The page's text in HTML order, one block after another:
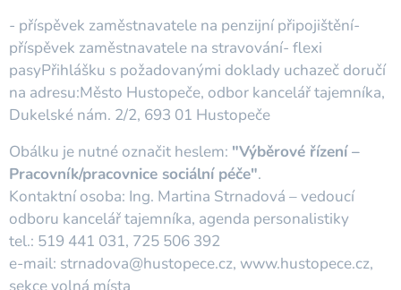
- příspěvek zaměstnavatele na penzijní připojištění-
příspěvek zaměstnavatele na stravování- flexi
pasyPřihlášku s požadovanými doklady uchazeč doručí
na adresu:Město Hustopeče, odbor kancelář tajemníka,
Dukelské nám. 2/2, 693 01 Hustopeče
Obálku je nutné označit heslem: "Výběrové řízení –
Pracovník/pracovnice sociální péče".
Kontaktní osoba: Ing. Martina Strnadová – vedoucí
odboru kancelář tajemníka, agenda personalistiky
tel.: 519 441 031, 725 506 392
e-mail: strnadova@hustopece.cz, www.hustopece.cz,